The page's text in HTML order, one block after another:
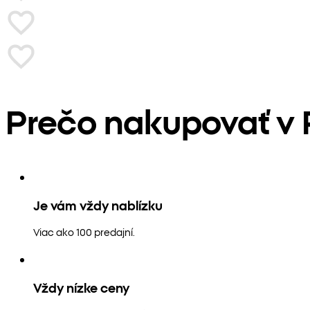
Prečo nakupovať v
Je vám vždy nablízku
Viac ako 100 predajní.
Vždy nízke ceny